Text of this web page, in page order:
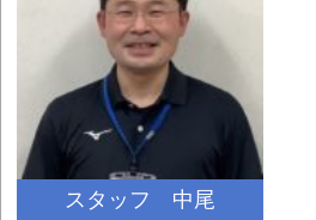
スタッフ 中尾